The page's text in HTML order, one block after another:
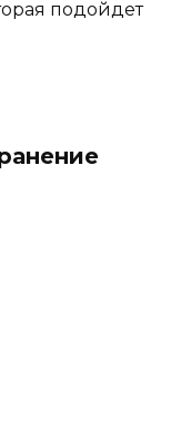
подойдет